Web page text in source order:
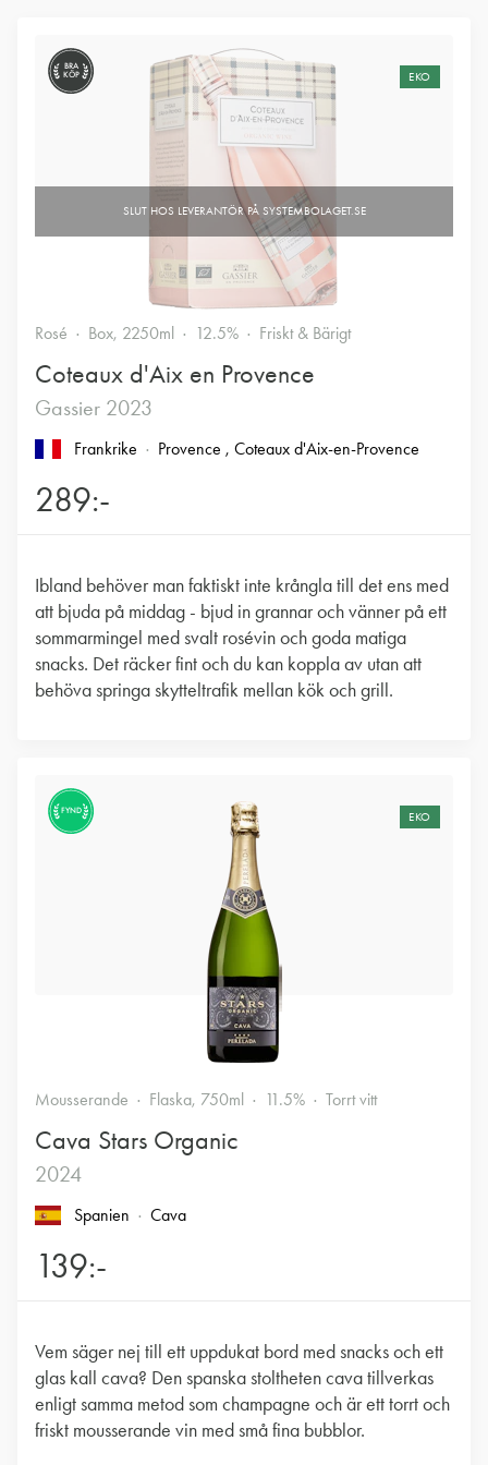
BRA
KÖP
EKO
Rosé Box, 2250ml 12.5% Friskt & Bärigt
Coteaux d'Aix en Provence
Gassier 2023
Frankrike Provence , Coteaux d'Aix-en-Provence
289:-
Ibland behöver man faktiskt inte krångla till det ens med
att bjuda på middag - bjud in grannar och vänner på ett
sommarmingel med svalt rosévin och goda matiga
snacks. Det räcker fint och du kan koppla av utan att
behöva springa skytteltrafik mellan kök och grill.
FYND EKO
Mousserande Flaska, 750ml 11.5% Torrt vitt
Cava Stars Organic
2024
Spanien Cava
139:-
Vem säger nej till ett uppdukat bord med snacks och ett
glas kall cava? Den spanska stoltheten cava tillverkas
enligt samma metod som champagne och är ett torrt och
friskt mousserande vin med små fina bubblor.